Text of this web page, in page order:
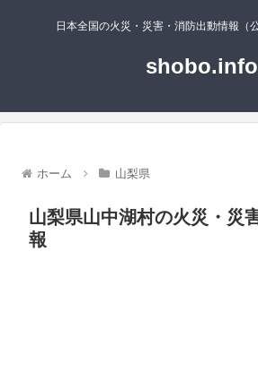
日本全国の火災・災害・消防出動情報（
shobo.info
ホーム 山梨県
山梨県山中湖村の火災・災
報